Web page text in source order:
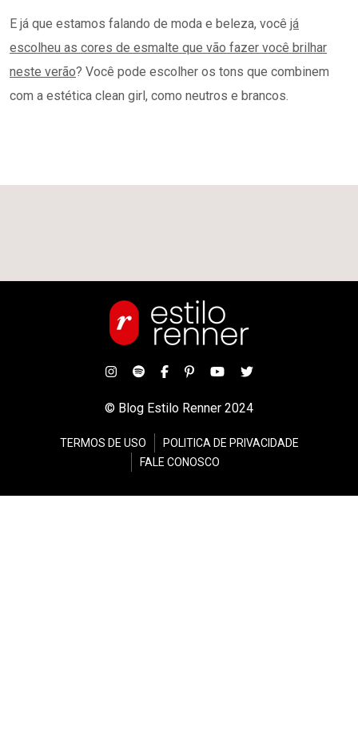
E já que estamos falando de moda e beleza, você já
escolheu as cores de esmalte que vão fazer você brilhar
neste verão? Você pode escolher os tons que combinem
com a estética clean girl, como neutros e brancos.
© Blog Estilo Renner 2024
TERMOS DE USO
POLITICA DE PRIVACIDADE
FALE CONOSCO